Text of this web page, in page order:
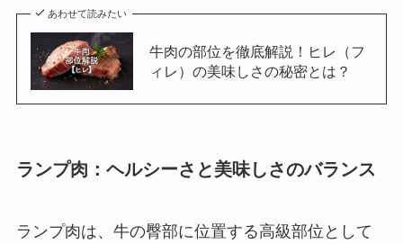
あわせて読みたい
牛肉の部位を徹底解説！ヒレ（フ
ィレ）の美味しさの秘密とは？
ランプ肉：ヘルシーさと美味しさのバランス
ランプ肉は、牛の臀部に位置する高級部位として